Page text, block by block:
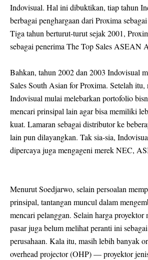
Indovisual. Hal ini dibuktikan, tiap tahun
berbagai penghargaan dari Proxima
Tiga tahun berturut-turut sejak 2001,
sebagai penerima The Top Sales ASEAN
Bahkan, tahun 2002 dan 2003 Indovisual
Sales South Asian for Proxima. Setelah itu,
Indovisual mulai melebarkan portofolio
mencari prinsipal lain agar bisa memiliki
kuat. Lamaran sebagai distributor ke
lain pun dilayangkan. Tak sia-sia,
dipercaya juga mengageni merek NEC,
Menurut Soedjarwo, selain persoalan
prinsipal, tantangan muncul dalam
mencari pelanggan. Selain harga proyektor
pasar juga belum melihat peranti ini
perusahaan. Kala itu, masih lebih banyak
overhead projector (OHP) — proyektor